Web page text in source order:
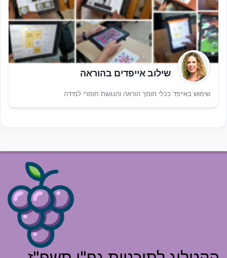
שילוב אייפדים בהוראה
שימוש באייפד ככלי תומך הוראה והנגשת חומרי למידה